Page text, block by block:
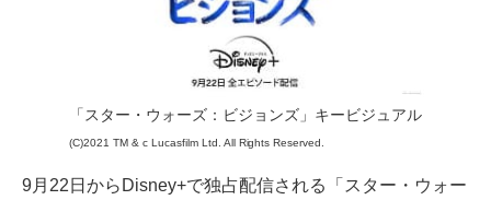
「スター・ウォーズ：ビジョンズ」キービジュアル
(C)2021 TM & c Lucasfilm Ltd. All Rights Reserved.
9月22日からDisney+で独占配信される「スター・ウォー